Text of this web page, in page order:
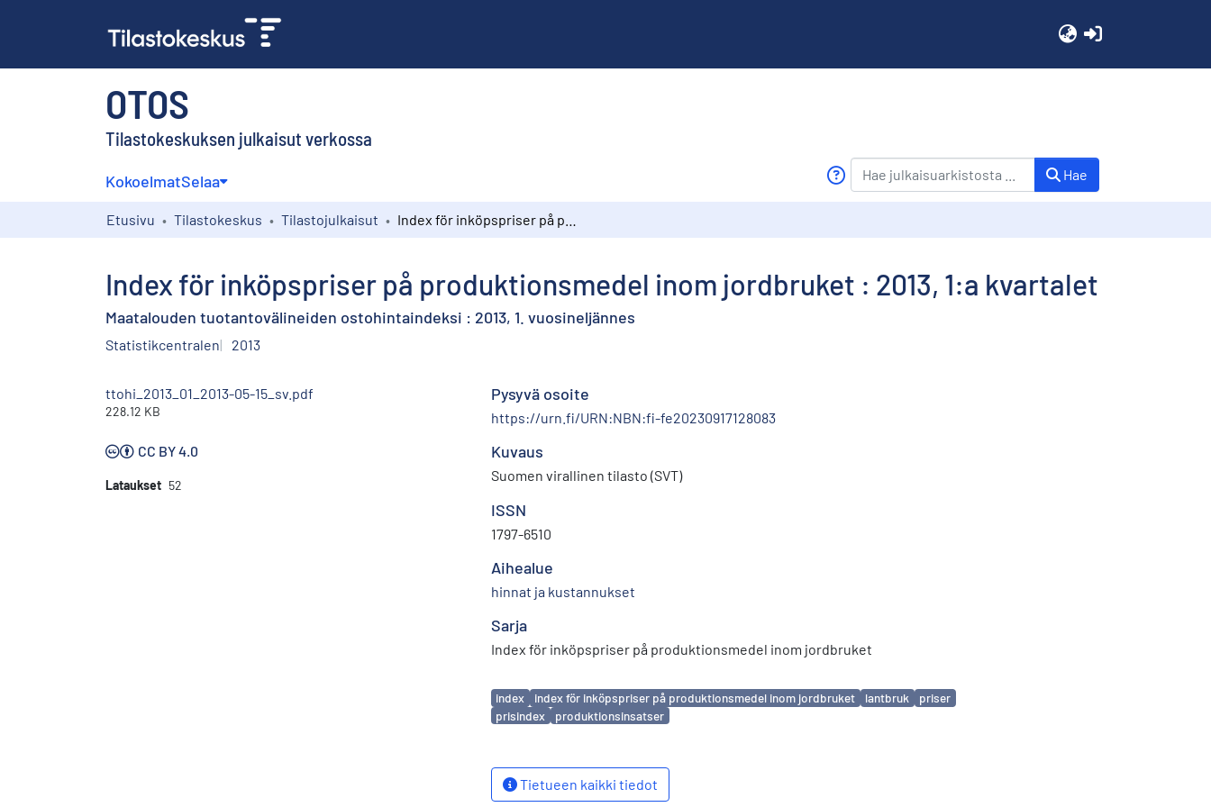
OTOS
Tilastokeskuksen julkaisut verkossa
KokoelmatSelaa Hae
Etusivu Tilastokeskus Tilastojulkaisut
Index för inköpspriser på produktionsmedel inom jordbruket : 2013, 1:a kvartalet
Maatalouden tuotantovälineiden ostohintaindeksi : 2013, 1. vuosineljännes
Statistikcentralen 2013
ttohi_2013_01_2013-05-15_sv.pdf
228.12 KB
CC BY 4.0
Lataukset 52
Pysyvä osoite
https://urn.fi/URN:NBN:fi-fe20230917128083
Kuvaus
Suomen virallinen tilasto (SVT)
ISSN
1797-6510
Aihealue
hinnat ja kustannukset
Sarja
Index för inköpspriser på produktionsmedel inom jordbruket
Avainsanat
index index för inköpspriser på produktionsmedel inom jordbruket lantbruk
priser
prisindex
produktionsinsatser
Tietueen kaikki tiedot